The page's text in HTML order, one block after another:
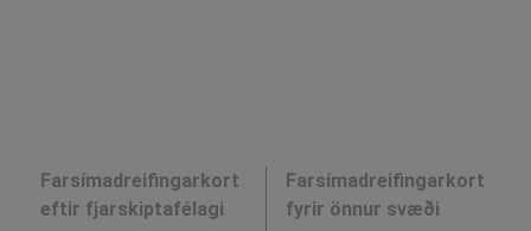
Farsímadreifingarkort
eftir fjarskiptafélagi
Farsímadreifingarkort
fyrir önnur svæði